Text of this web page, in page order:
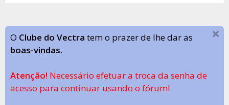
O Clube do Vectra tem o prazer de lhe dar as
boas-vindas.
Atenção! Necessário efetuar a troca da senha de
acesso para continuar usando o fórum!